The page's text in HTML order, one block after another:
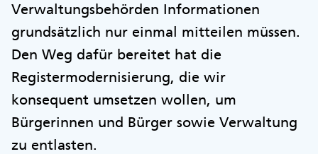
Verwaltungsbehörden Informationen
grundsätzlich nur einmal mitteilen müssen.
Den Weg dafür bereitet hat die
Registermodernisierung, die wir
konsequent umsetzen wollen, um
Bürgerinnen und Bürger sowie Verwaltung
zu entlasten.